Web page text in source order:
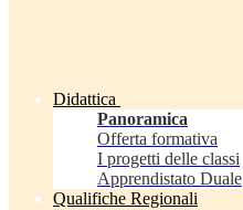
Didattica
Panoramica
Offerta formativa
I progetti delle classi
Apprendistato Duale
Qualifiche Regionali